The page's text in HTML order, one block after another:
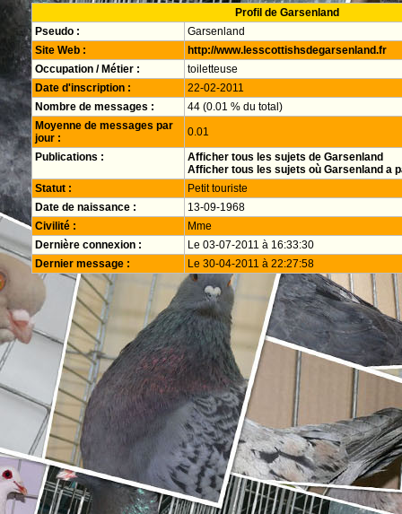
Profil de Garsenland
Pseudo :
Garsenland
Site Web :
http://www.lesscottishsdegarsenland.fr
Occupation / Métier :
toiletteuse
Date d'inscription :
22-02-2011
Nombre de messages :
44 (0.01 % du total)
Moyenne de messages par
jour :
0.01
Publications :
Afficher tous les sujets de Garsenland
Afficher tous les sujets où Garsenland a
Statut :
Petit touriste
Date de naissance :
13-09-1968
Civilité :
Mme
Dernière connexion :
Le 03-07-2011 à 16:33:30
Dernier message :
Le 30-04-2011 à 22:27:58